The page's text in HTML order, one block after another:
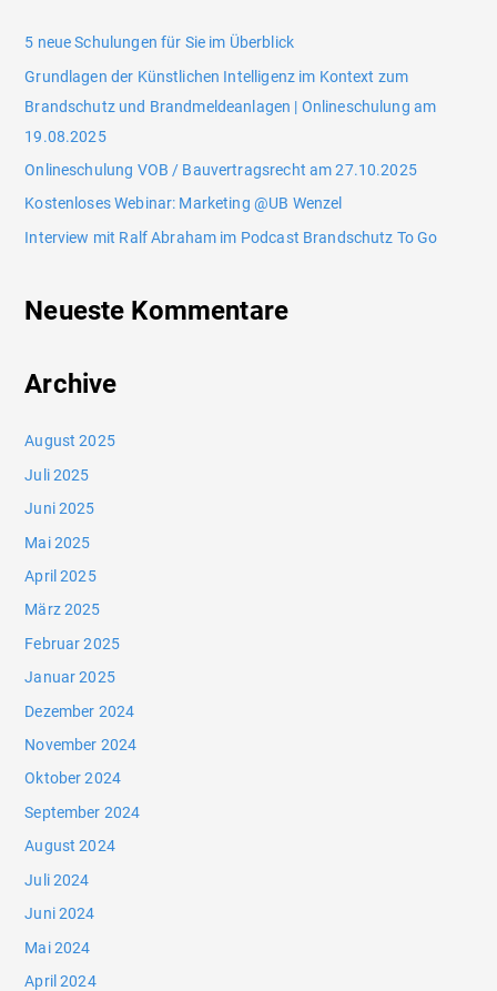
5 neue Schulungen für Sie im Überblick
Grundlagen der Künstlichen Intelligenz im Kontext zum
Brandschutz und Brandmeldeanlagen | Onlineschulung am
19.08.2025
Onlineschulung VOB / Bauvertragsrecht am 27.10.2025
Kostenloses Webinar: Marketing @UB Wenzel
Interview mit Ralf Abraham im Podcast Brandschutz To Go
Neueste Kommentare
Archive
August 2025
Juli 2025
Juni 2025
Mai 2025
April 2025
März 2025
Februar 2025
Januar 2025
Dezember 2024
November 2024
Oktober 2024
September 2024
August 2024
Juli 2024
Juni 2024
Mai 2024
April 2024